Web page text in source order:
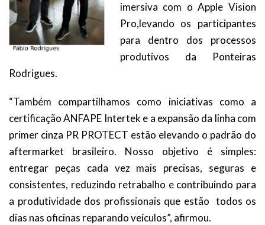
imersiva com o Apple Vision
Pro,levando os participantes
para dentro dos processos
produtivos da Ponteiras
Rodrigues.
“Também compartilhamos como iniciativas como a
certificação ANFAPE Intertek e a expansão da linha com
primer cinza PR PROTECT estão elevando o padrão do
aftermarket brasileiro. Nosso objetivo é simples:
entregar peças cada vez mais precisas, seguras e
consistentes, reduzindo retrabalho e contribuindo para
a produtividade dos profissionais que estão todos os
dias nas oficinas reparando veículos”, afirmou.